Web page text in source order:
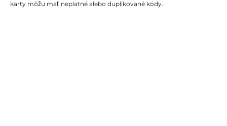
karty môžu mať neplatné alebo duplikované kódy.